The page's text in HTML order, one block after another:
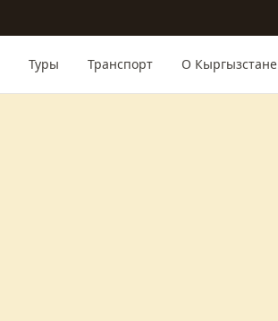
Туры Транспорт О Кыргызстане